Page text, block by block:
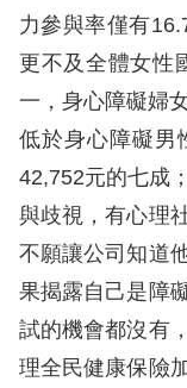
全
政
策
力參與率僅有
更不及全體女性
一，身心障礙婦
低於身心障礙男
42,752元的七成
與歧視，有心理
不願讓公司知道
果揭露自己是障
試的機會都沒有
理全民健康保險